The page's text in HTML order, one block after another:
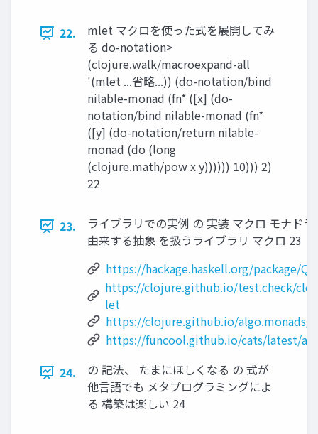
22.
mlet マクロを使った式を展開してみ
る do-notation>
(clojure.walk/macroexpand-all
'(mlet ...省略...)) (do-notation/bind
nilable-monad (fn* ([x] (do-
notation/bind nilable-monad (fn*
([y] (do-notation/return nilable-
monad (do (long
(clojure.math/pow x y)))))) 10))) 2)
22
23.
ライブラリでの実例 の 実装 マクロ モナド
由来する抽象 を扱うライブラリ マクロ 23
https://hackage.haskell.org/package/
https://clojure.github.io/test.check/
let
https://clojure.github.io/algo.monads/
https://funcool.github.io/cats/latest/
24.
の 記法、 たまにほしくなる の 式が
他⾔語でも メタプログラミングによ
る 構築は楽しい 24